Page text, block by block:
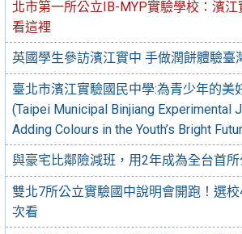
北市第一所公立IB-MYP實驗學校：濱江
看這裡
英國學生參訪濱江實中 手做潤餅體驗臺
臺北市濱江實驗國民中學:為青少年的美
(Taipei Municipal Binjiang Experimental
Adding Colours in the Youth’s Bright
與豪宅比鄰險減班，用2年成為全台首
雙北7所公立實驗國中說明會開跑！選
次看